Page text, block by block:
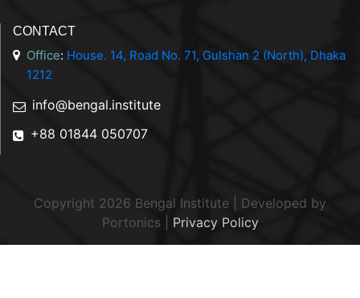
CONTACT
Office: House. 14, Road No. 71, Gulshan 2 (North), Dhaka
1212
info@bengal.institute
+88 01844 050707
Copyright 2026 Bengal Institute | Developed by
Portonics| Privacy Policy